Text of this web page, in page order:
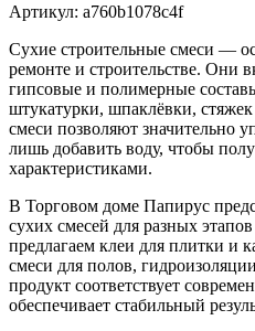
Артикул: a760b1078c4f
Сухие строительные смеси —
ремонте и строительстве. Они
гипсовые и полимерные
штукатурки, шпаклёвки,
смеси позволяют значительно
лишь добавить воду, чтобы
характеристиками.
В Торговом доме Папирус
сухих смесей для разных
предлагаем клеи для плитки и
смеси для полов,
продукт соответствует
обеспечивает стабильный